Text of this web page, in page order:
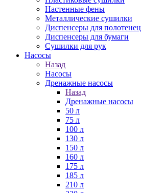
Настенные фены
Металлические сушилки
Диспенсеры для полотенец
Диспенсеры для бумаги
Сушилки для рук
Насосы
Назад
Насосы
Дренажные насосы
Назад
Дренажные насосы
50 л
75 л
100 л
130 л
150 л
160 л
175 л
185 л
210 л